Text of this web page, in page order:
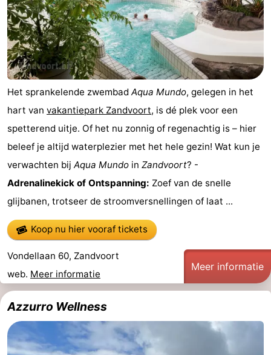
Zien
&
doen
Bezienswaardigheden
-
Monumenten
-
-
Speeltuinen
-
Experiences
Wellness
centra
Dorpen
&
Natuur
Het sprankelende zwembad Aqua Mundo, gelegen in het
hart van vakantiepark Zandvoort, is dé plek voor een
spetterend uitje. Of het nu zonnig of regenachtig is – hier
beleef je altijd waterplezier met het hele gezin! Wat kun je
verwachten bij Aqua Mundo in Zandvoort? -
Adrenalinekick of Ontspanning: Zoef van de snelle
glijbanen, trotseer de stroomversnellingen of laat ...
Koop nu hier vooraf tickets
Vondellaan 60, Zandvoort
web. Meer informatie
Meer informatie
Azzurro Wellness